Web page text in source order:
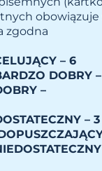
obowiązuje
zgodna
– 6
–
– 3